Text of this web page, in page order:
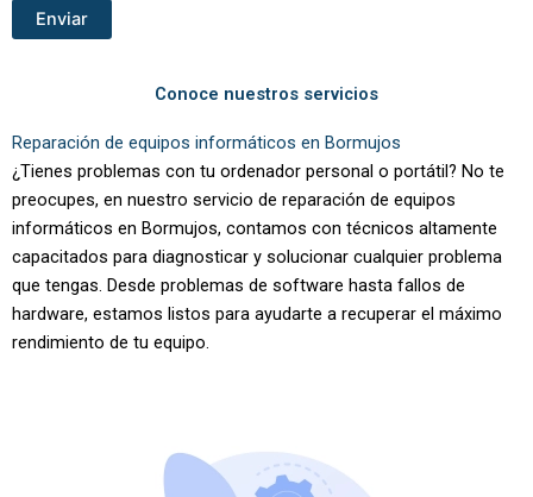
Conoce nuestros servicios
Reparación de equipos informáticos en Bormujos
¿Tienes problemas con tu ordenador personal o portátil? No te
preocupes, en nuestro servicio de reparación de equipos
informáticos en Bormujos, contamos con técnicos altamente
capacitados para diagnosticar y solucionar cualquier problema
que tengas. Desde problemas de software hasta fallos de
hardware, estamos listos para ayudarte a recuperar el máximo
rendimiento de tu equipo.